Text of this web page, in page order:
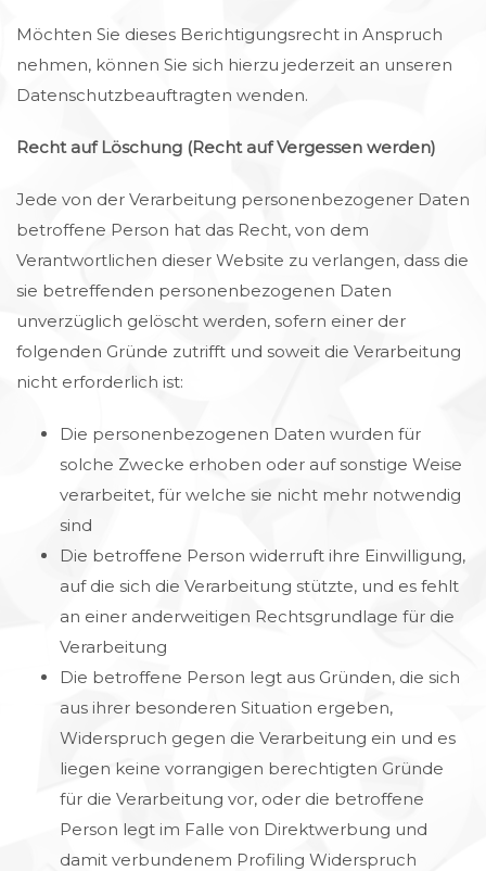
Möchten Sie dieses Berichtigungsrecht in Anspruch
nehmen, können Sie sich hierzu jederzeit an unseren
Datenschutzbeauftragten wenden.
Recht auf Löschung (Recht auf Vergessen werden)
Jede von der Verarbeitung personenbezogener Daten
betroffene Person hat das Recht, von dem
Verantwortlichen dieser Website zu verlangen, dass die
sie betreffenden personenbezogenen Daten
unverzüglich gelöscht werden, sofern einer der
folgenden Gründe zutrifft und soweit die Verarbeitung
nicht erforderlich ist:
Die personenbezogenen Daten wurden für
solche Zwecke erhoben oder auf sonstige Weise
verarbeitet, für welche sie nicht mehr notwendig
sind
Die betroffene Person widerruft ihre Einwilligung,
auf die sich die Verarbeitung stützte, und es fehlt
an einer anderweitigen Rechtsgrundlage für die
Verarbeitung
Die betroffene Person legt aus Gründen, die sich
aus ihrer besonderen Situation ergeben,
Widerspruch gegen die Verarbeitung ein und es
liegen keine vorrangigen berechtigten Gründe
für die Verarbeitung vor, oder die betroffene
Person legt im Falle von Direktwerbung und
damit verbundenem Profiling Widerspruch